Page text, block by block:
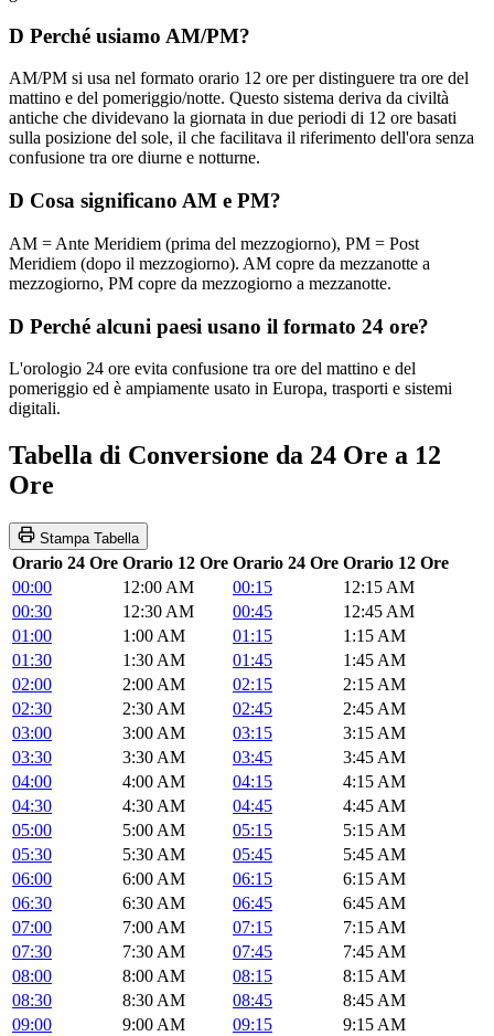
D Perché usiamo AM/PM?
AM/PM si usa nel formato orario 12 ore per distinguere tra ore del
mattino e del pomeriggio/notte. Questo sistema deriva da civiltà
antiche che dividevano la giornata in due periodi di 12 ore basati
sulla posizione del sole, il che facilitava il riferimento dell'ora senza
confusione tra ore diurne e notturne.
D Cosa significano AM e PM?
AM = Ante Meridiem (prima del mezzogiorno), PM = Post
Meridiem (dopo il mezzogiorno). AM copre da mezzanotte a
mezzogiorno, PM copre da mezzogiorno a mezzanotte.
D Perché alcuni paesi usano il formato 24 ore?
L'orologio 24 ore evita confusione tra ore del mattino e del
pomeriggio ed è ampiamente usato in Europa, trasporti e sistemi
digitali.
Tabella di Conversione da 24 Ore a 12
Ore
Stampa Tabella
Orario 24 Ore Orario 12 Ore Orario 24 Ore Orario 12 Ore
00:00
12:00 AM 00:15
12:15 AM
00:30
12:30 AM 00:45
12:45 AM
01:00
1:00 AM 01:15
1:15 AM
01:30
1:30 AM 01:45
1:45 AM
02:00
2:00 AM 02:15
2:15 AM
02:30
2:30 AM 02:45
2:45 AM
03:00
3:00 AM 03:15
3:15 AM
03:30
3:30 AM 03:45
3:45 AM
04:00
4:00 AM 04:15
4:15 AM
04:30
4:30 AM 04:45
4:45 AM
05:00
5:00 AM 05:15
5:15 AM
05:30
5:30 AM 05:45
5:45 AM
06:00
6:00 AM 06:15
6:15 AM
06:30
6:30 AM 06:45
6:45 AM
07:00
7:00 AM 07:15
7:15 AM
07:30
7:30 AM 07:45
7:45 AM
08:00
8:00 AM 08:15
8:15 AM
08:30
8:30 AM 08:45
8:45 AM
09:00
9:00 AM 09:15
9:15 AM